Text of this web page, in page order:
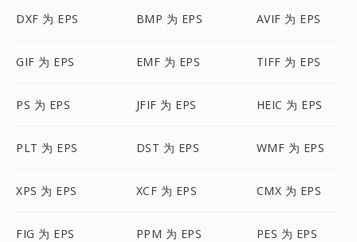
DXF 为 EPS BMP 为 EPS AVIF 为 EPS
GIF 为 EPS EMF 为 EPS TIFF 为 EPS
PS 为 EPS JFIF 为 EPS HEIC 为 EPS
PLT 为 EPS DST 为 EPS WMF 为 EPS
XPS 为 EPS XCF 为 EPS CMX 为 EPS
FIG 为 EPS PPM 为 EPS PES 为 EPS